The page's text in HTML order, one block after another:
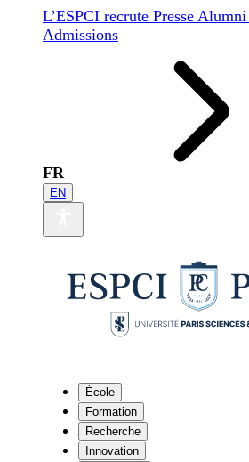
L’ESPCI recrute Presse Alumni
Admissions
FR
EN
École
Formation
Recherche
Innovation